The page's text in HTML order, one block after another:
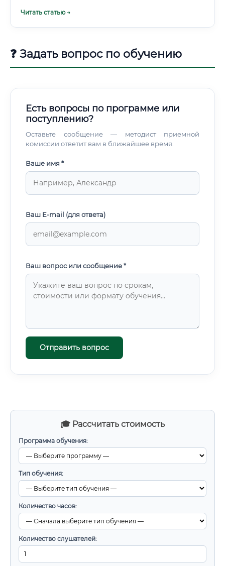
🎓 Рассчитать стоимость
Программа обучения:
Тип обучения:
Количество часов:
Количество слушателей:
обучения ⚡ Вывод очевиден: при активном старте
Читать статью →
❓ Задать вопрос по обучению
Есть вопросы по программе или
поступлению?
Оставьте сообщение — методист приемной
комиссии ответит вам в ближайшее время.
Ваше имя *
Ваш E-mail (для ответа)
Ваш вопрос или сообщение *
Отправить вопрос